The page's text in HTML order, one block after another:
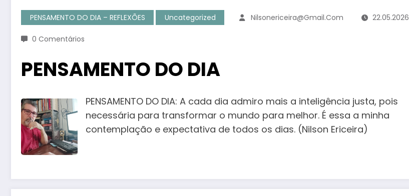
PENSAMENTO DO DIA – REFLEXÕES Uncategorized Nilsonericeira@gmail.com 22.05.2026
0 Comentários
PENSAMENTO DO DIA
PENSAMENTO DO DIA: A cada dia admiro mais a inteligência justa, pois
necessária para transformar o mundo para melhor. É essa a minha
contemplação e expectativa de todos os dias. (Nilson Ericeira)